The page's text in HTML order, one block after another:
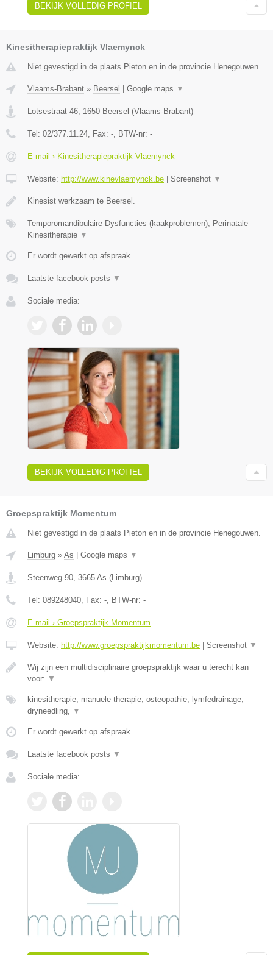
BEKIJK VOLLEDIG PROFIEL
Kinesitherapiepraktijk Vlaemynck
Niet gevestigd in de plaats Pieton en in de provincie Henegouwen.
Vlaams-Brabant » Beersel Google maps ▼
Lotsestraat 46 1650 Beersel (Vlaams-Brabant)
Tel: 02/377.11.24 , Fax: - , BTW-nr: -
E-mail › Kinesitherapiepraktijk Vlaemynck
Website: http://www.kinevlaemynck.be Screenshot ▼
Kinesist werkzaam te Beersel.
Temporomandibulaire Dysfuncties (kaakproblemen), Perinatale
Kinesitherapie ▼
Er wordt gewerkt op afspraak.
Laatste facebook posts ▼
Sociale media:
BEKIJK VOLLEDIG PROFIEL
Groepspraktijk Momentum
Niet gevestigd in de plaats Pieton en in de provincie Henegouwen.
Limburg » As | Google maps ▼
Steenweg 90 3665 As (Limburg)
Tel: 089248040 , Fax: - , BTW-nr: -
E-mail › Groepspraktijk Momentum
Website: http://www.groepspraktijkmomentum.be | Screenshot ▼
Wij zijn een multidisciplinaire groepspraktijk waar u terecht kan
voor: ▼
kinesitherapie, manuele therapie, osteopathie, lymfedrainage,
dryneedling,
▼
Er wordt gewerkt op afspraak.
Laatste facebook posts ▼
Sociale media: